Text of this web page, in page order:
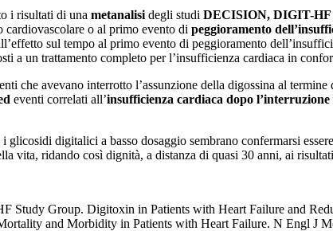
i risultati di una metanalisi degli studi DECISION, DIGIT-HF
o al primo evento di peggioramento
sul tempo al primo evento di peggioramento
a un trattamento completo per l’insufficienza cardiaca in
che avevano interrotto l’assunzione della digossina al
eventi correlati all’insufficienza cardiaca dopo l’interruzione
digitalici a basso dosaggio sembrano confermarsi
vita, ridando così dignità, a distanza di quasi 30 anni, ai
Study Group. Digitoxin in Patients with Heart Failure and
and Morbidity in Patients with Heart Failure. N Engl J